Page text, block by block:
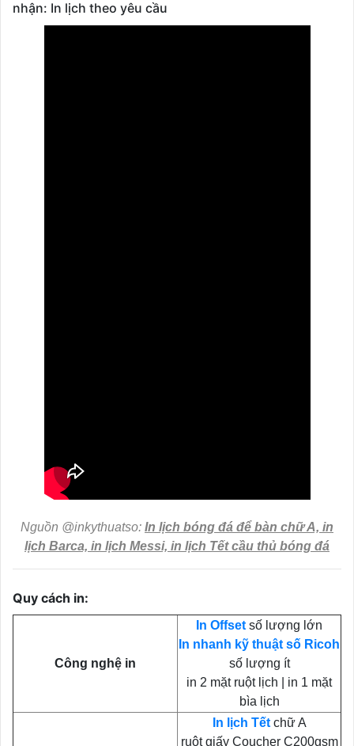
nhận: In lịch theo yêu cầu
Nguồn @inkythuatso: In lịch bóng đá để bàn chữ A, in
lịch Barca, in lịch Messi, in lịch Tết cầu thủ bóng đá
Quy cách in:
Công nghệ in
In Offsetsố lượng lớn
In nhanh kỹ thuật số Ricoh
số lượng ít
in 2 mặt ruột lịch | in 1 mặt
bìa lịch
In lịch Tếtchữ A
ruột giấy Coucher C200gsm